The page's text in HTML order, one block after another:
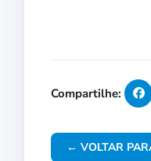
Compartilhe:
← VOLTAR